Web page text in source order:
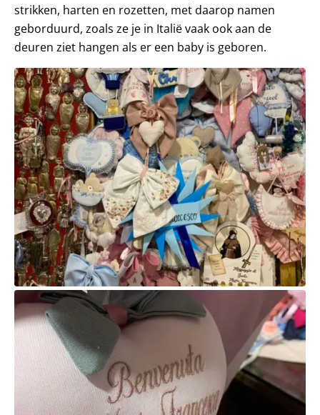
strikken, harten en rozetten, met daarop namen
geborduurd, zoals ze je in Italië vaak ook aan de
deuren ziet hangen als er een baby is geboren.